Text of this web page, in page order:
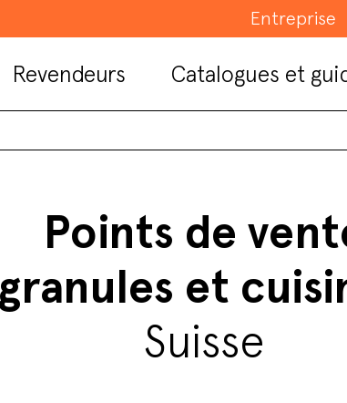
Entreprise
Revendeurs Catalogues et
Points de
et
Suisse